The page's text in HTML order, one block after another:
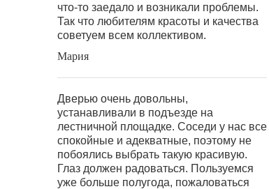
что-то заедало и возникали проблемы.
Так что любителям красоты и качества
советуем всем коллективом.
Мария
Дверью очень довольны,
устанавливали в подъезде на
лестничной площадке. Соседи у нас все
спокойные и адекватные, поэтому не
побоялись выбрать такую красивую.
Глаз должен радоваться. Пользуемся
уже больше полугода, пожаловаться